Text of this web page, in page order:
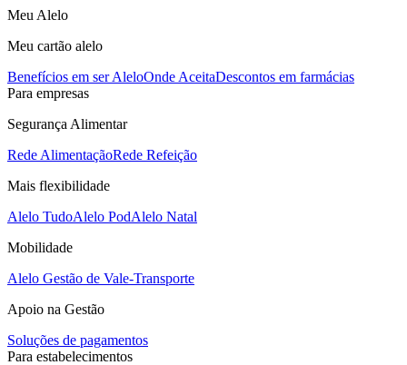
Meu Alelo
Meu cartão alelo
Benefícios em ser AleloOnde AceitaDescontos em farmácias
Para empresas
Segurança Alimentar
Rede AlimentaçãoRede Refeição
Mais flexibilidade
Alelo TudoAlelo PodAlelo Natal
Mobilidade
Alelo Gestão de Vale-Transporte
Apoio na Gestão
Soluções de pagamentos
Para estabelecimentos